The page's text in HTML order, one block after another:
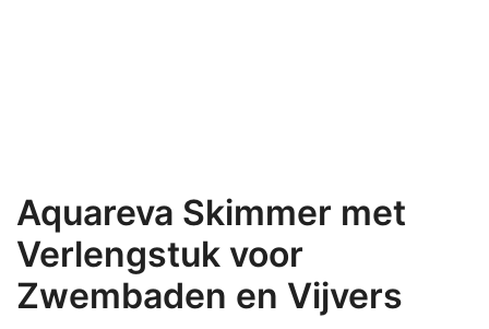
Aquareva Skimmer met
Verlengstuk voor
Zwembaden en Vijvers